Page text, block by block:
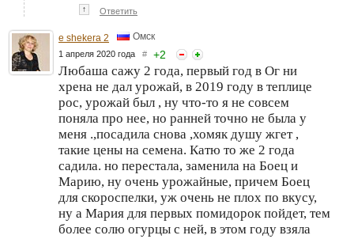
↑ Ответить
e shekera 2 Омск
1 апреля 2020 года # +2
Любаша сажу 2 года, первый год в Ог ни
хрена не дал урожай, в 2019 году в теплице
рос, урожай был , ну что-то я не совсем
поняла про нее, но ранней точно не была у
меня .,посадила снова ,хомяк душу жгет ,
такие цены на семена. Катю то же 2 года
садила. но перестала, заменила на Боец и
Марию, ну очень урожайные, причем Боец
для скороспелки, уж очень не плох по вкусу,
ну а Мария для первых помидорок пойдет, тем
более солю огурцы с ней, в этом году взяла